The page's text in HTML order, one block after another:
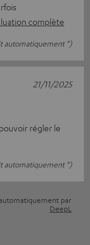
complète
automatiquement *)
régler le
automatiquement *)
21/11/2025
par
DeepL